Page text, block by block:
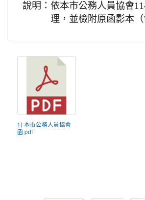
說明： 依本市公務人員協會
理，並檢附原函影本（
1) 本市公務人員協會
函.pdf